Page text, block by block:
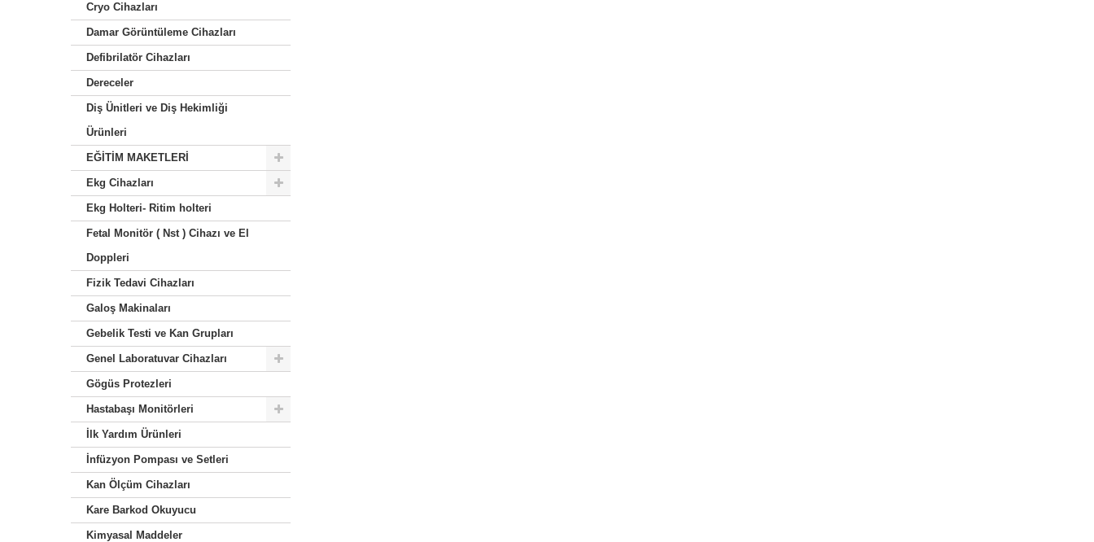
Cryo Cihazları
Damar Görüntüleme Cihazları
Defibrilatör Cihazları
Dereceler
Diş Ünitleri ve Diş Hekimliği
Ürünleri
EĞİTİM MAKETLERİ
Ekg Cihazları
Ekg Holteri- Ritim holteri
Fetal Monitör ( Nst ) Cihazı ve El
Doppleri
Fizik Tedavi Cihazları
Galoş Makinaları
Gebelik Testi ve Kan Grupları
Genel Laboratuvar Cihazları
Gögüs Protezleri
Hastabaşı Monitörleri
İlk Yardım Ürünleri
İnfüzyon Pompası ve Setleri
Kan Ölçüm Cihazları
Kare Barkod Okuyucu
Kimyasal Maddeler